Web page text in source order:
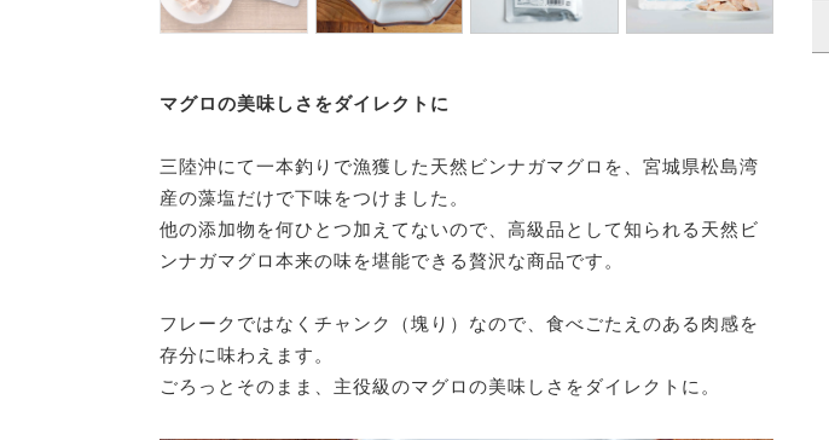
マグロの美味しさをダイレクトに
三陸沖にて一本釣りで漁獲した天然ビンナガマグロを、宮城県松島湾
産の藻塩だけで下味をつけました。
他の添加物を何ひとつ加えてないので、高級品として知られる天然ビ
ンナガマグロ本来の味を堪能できる贅沢な商品です。
フレークではなくチャンク（塊り）なので、食べごたえのある肉感を
存分に味わえます。
ごろっとそのまま、主役級のマグロの美味しさをダイレクトに。